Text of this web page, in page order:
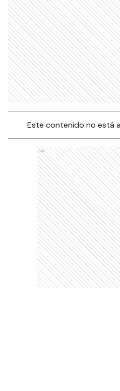
Este contenido no está
Ads